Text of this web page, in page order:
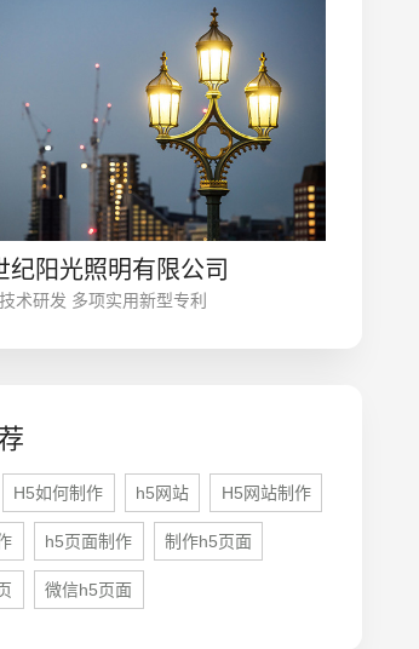
纪阳光照明有限公司
术研发 多项实用新型专利
H5如何制作 h5网站 H5网站制作
h5页面制作 制作h5页面
微信h5页面
微信号